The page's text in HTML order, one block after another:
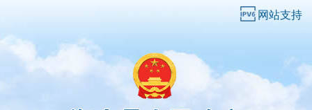
网站支持